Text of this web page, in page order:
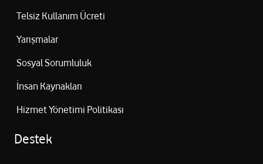
Telsiz Kullanım Ücreti
Yarışmalar
Sosyal Sorumluluk
İnsan Kaynakları
Hizmet Yönetimi Politikası
Destek